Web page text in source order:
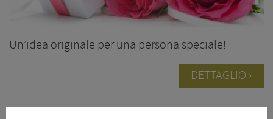
Un’idea originale per una persona speciale!
DETTAGLIO